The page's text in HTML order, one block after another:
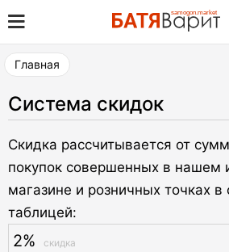
Skip
to
content
Товары для виноделия,
пивоварения
Главная
Cистема скидок
Скидка рассчитывается от
покупок совершенных в нашем
магазине и розничных точках в
таблицей:
2%